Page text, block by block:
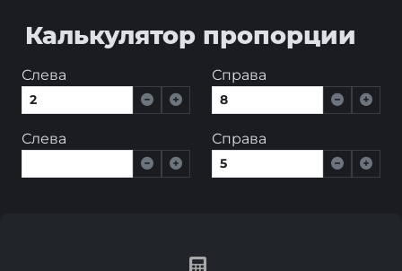
Калькулятор пропорции
Слева Справа
Слева Справа